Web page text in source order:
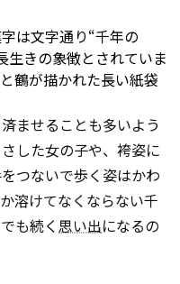
は文字通り“千年の
生きの象徴とされていま
鶴が描かれた長い紙袋
ませることも多いよう
した女の子や、袴姿に
つないで歩く姿はかわ
溶けてなくならない千
も続く 思い出になるの